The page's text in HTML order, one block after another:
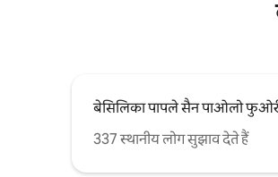
बेसिलिका पापले सैन पाओलो
337 स्थानीय लोग सुझाव देते हैं